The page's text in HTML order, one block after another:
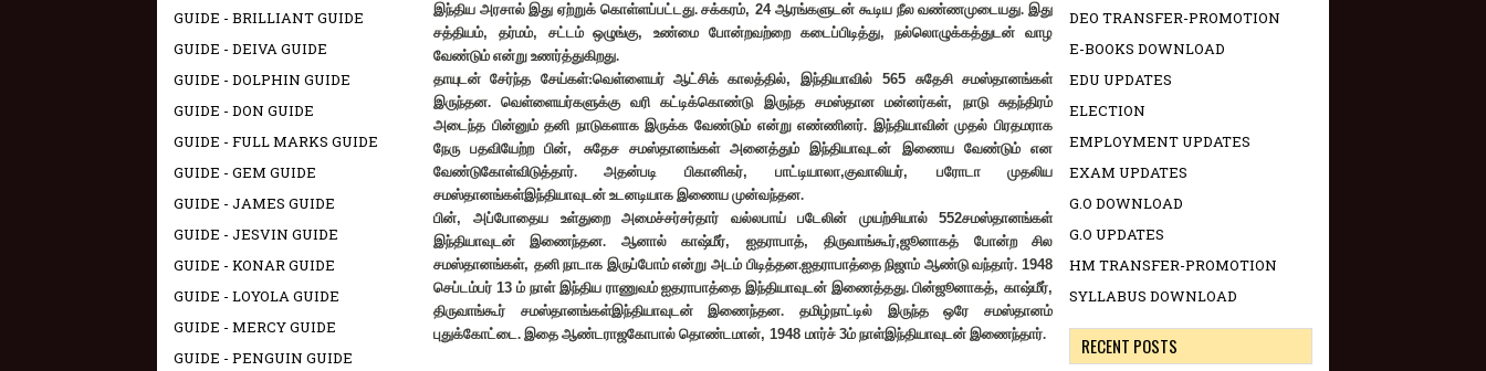
இந்திய அரசால் இது ஏற்றுக் கொள்ளப்பட்டது. சக்கரம், 24ஆரங்களுடன் கூடிய நீல வண்ணமுடையது. இது
சத்தியம், தர்மம், சட்டம் ஒழுங்கு, உண்மை போன்றவற்றை கடைப்பிடித்து,நல்லொழுக்கத்துடன் வாழ
வேண்டும் என்று உணர்த்துகிறது.
தாயுடன் சேர்ந்த சேய்கள்:வெள்ளையர் ஆட்சிக் காலத்தில்,இந்தியாவில் 565 சுதேசி சமஸ்தானங்கள்
இருந்தன. வெள்ளையர்களுக்கு வரி கட்டிக்கொண்டு இருந்த சமஸ்தான மன்னர்கள், நாடு சுதந்திரம்
அடைந்த பின்னும் தனி நாடுகளாக இருக்க வேண்டும் என்று எண்ணினர். இந்தியாவின் முதல் பிரதமராக
நேரு பதவியேற்ற பின், சுதேச சமஸ்தானங்கள் அனைத்தும் இந்தியாவுடன் இணைய வேண்டும் என
வேண்டுகோள்விடுத்தார். அதன்படி பிகானிகர்,பாட்டியாலா,குவாலியர், பரோடா முதலிய
சமஸ்தானங்கள்இந்தியாவுடன் உடனடியாக இணைய முன்வந்தன.
பின்,அப்போதைய உள்துறை அமைச்சர்சர்தார் வல்லபாய் படேலின் முயற்சியால்552சமஸ்தானங்கள்
இந்தியாவுடன் இணைந்தன. ஆனால் காஷ்மீர், ஐதராபாத்,திருவாங்கூர்,ஜூனாகத் போன்ற சில
சமஸ்தானங்கள், தனி நாடாக இருப்போம் என்று அடம் பிடித்தன.ஐதராபாத்தை நிஜாம் ஆண்டு வந்தார்.1948
செப்டம்பர் 13ம் நாள் இந்திய ராணுவம் ஐதராபாத்தை இந்தியாவுடன் இணைத்தது. பின்ஜூனாகத்,காஷ்மீர்,
திருவாங்கூர் சமஸ்தானங்கள்இந்தியாவுடன் இணைந்தன. தமிழ்நாட்டில் இருந்த ஒரே சமஸ்தானம்
புதுக்கோட்டை. இதை ஆண்டராஜகோபால் தொண்டமான், 1948 மார்ச் 3ம் நாள்இந்தியாவுடன் இணைந்தார்.
GUIDE - BRILLIANT GUIDE
GUIDE - DEIVA GUIDE
GUIDE - DOLPHIN GUIDE
GUIDE - DON GUIDE
GUIDE - FULL MARKS GUIDE
GUIDE - GEM GUIDE
GUIDE - JAMES GUIDE
GUIDE - JESVIN GUIDE
GUIDE - KONAR GUIDE
GUIDE - LOYOLA GUIDE
GUIDE - MERCY GUIDE
GUIDE - PENGUIN GUIDE
DEO TRANSFER-PROMOTION
E-BOOKS DOWNLOAD
EDU UPDATES
ELECTION
EMPLOYMENT UPDATES
EXAM UPDATES
G.O DOWNLOAD
G.O UPDATES
HM TRANSFER-PROMOTION
SYLLABUS DOWNLOAD
RECENT POSTS